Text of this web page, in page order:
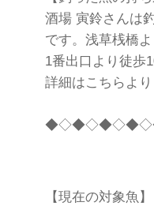
酒場 寅鈴さんは
です。浅草桟橋
1番出口より徒歩
詳細はこちらよ
【現在の対象魚】